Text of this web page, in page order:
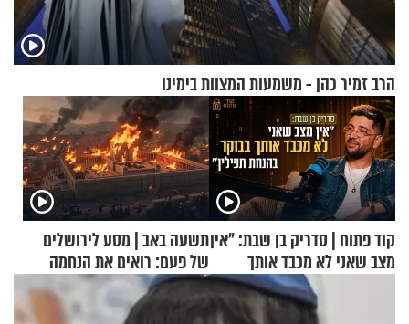
הרב זמיר כהן - משמעות המצוות בימינו
קוד פתוח | סדריק בן שבת: "אין
מצב שאני לא מכבד אותך
בבוקר בהנחת תפילין"
תשעה באב | מסע לירושלים
של פעם: רואים את הנחמה